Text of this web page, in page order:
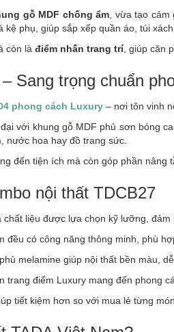
gỗ MDF chống ẩm , vừa tạo
phụ, giúp sắp xếp quần áo, túi
còn là điểm nhấn trang trí, giúp căn
Sang trọng chuẩn
phong cách Luxury – nơi tôn vinh
với khung gỗ MDF phủ sơn bóng
nước hoa hay đồ trang sức.
đến tiện ích mà còn góp phần
nội thất TDCB27
chất liệu được lựa chọn kỹ lưỡng, đảm
đều có công năng thông minh, phù
melamine giúp nội thất bền màu, dễ
trang điểm Luxury mang đến phong
tiết kiệm hơn so với mua lẻ từng món.